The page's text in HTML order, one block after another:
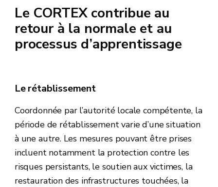
Le CORTEX contribue au
retour à la normale et au
processus d’apprentissage
Le rétablissement
Coordonnée par l’autorité locale compétente, la
période de rétablissement varie d’une situation
à une autre. Les mesures pouvant être prises
incluent notamment la protection contre les
risques persistants, le soutien aux victimes, la
restauration des infrastructures touchées, la